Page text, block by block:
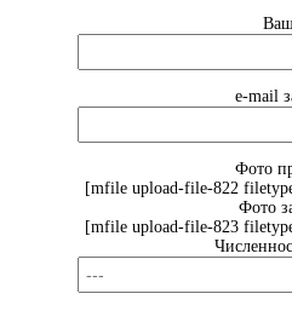
e-mail
Фото
[mfile upload-file-822
Фото
[mfile upload-file-823